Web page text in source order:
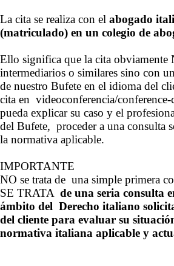
La cita se realiza con el abogado
(matriculado) en un colegio de
Ello significa que la cita obviamente
intermediarios o similares sino con
de nuestro Bufete en el idioma del
cita en videoconferencia/conference-
pueda explicar su caso y el
del Bufete, proceder a una consulta
la normativa aplicable.
IMPORTANTE
NO se trata de una simple primera
SE TRATA de una seria consulta
ámbito del Derecho italiano
del cliente para evaluar su
normativa italiana aplicable y